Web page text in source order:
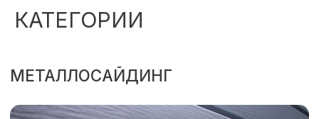
КАТЕГОРИИ
САЙДИНГ ВИНИЛОВЫЙ